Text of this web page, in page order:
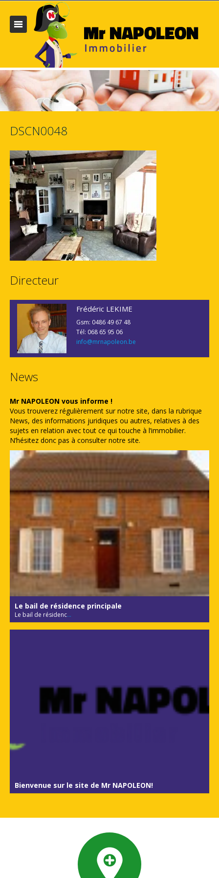
DSCN0048
Directeur
Frédéric LEKIME
Gsm: 0486 49 67 48
Tél: 068 65 95 06
info@mrnapoleon.be
News
Mr NAPOLEON vous informe !
Vous trouverez régulièrement sur notre site, dans la rubrique
News, des informations juridiques ou autres, relatives à des
sujets en relation avec tout ce qui touche à l’immobilier.
N’hésitez donc pas à consulter notre site.
Le bail de résidence principale
Le bail de résidenc...
Bienvenue sur le site de Mr NAPOLEON!